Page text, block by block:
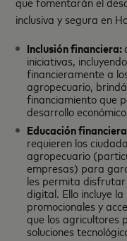
inclusiva y segura en
Inclusión financiera:
iniciativas,
financieramente a
agropecuario,
financiamiento que
desarrollo
Educación
requieren los
agropecuario
empresas) para
les permita disfrutar
digital. Ello incluye
promocionales y
que los agricultores
soluciones